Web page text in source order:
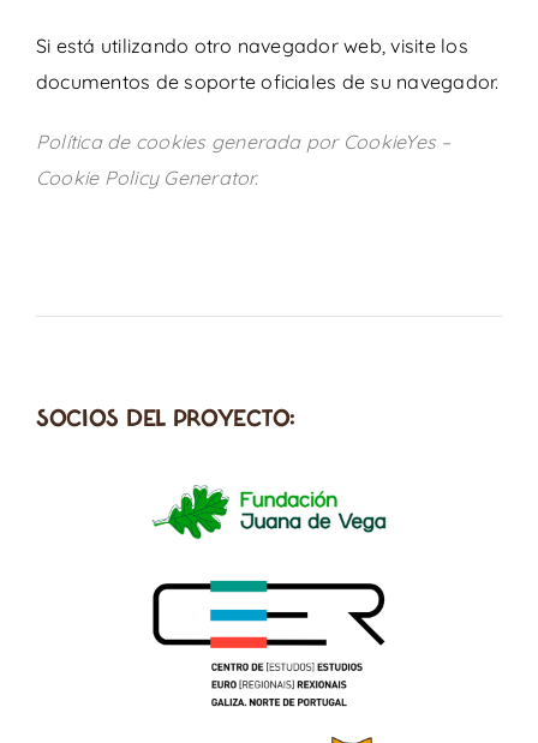
Si está utilizando otro navegador web, visite los
documentos de soporte oficiales de su navegador.
Política de cookies generada por CookieYes –
Cookie Policy Generator.
SOCIOS DEL PROYECTO: